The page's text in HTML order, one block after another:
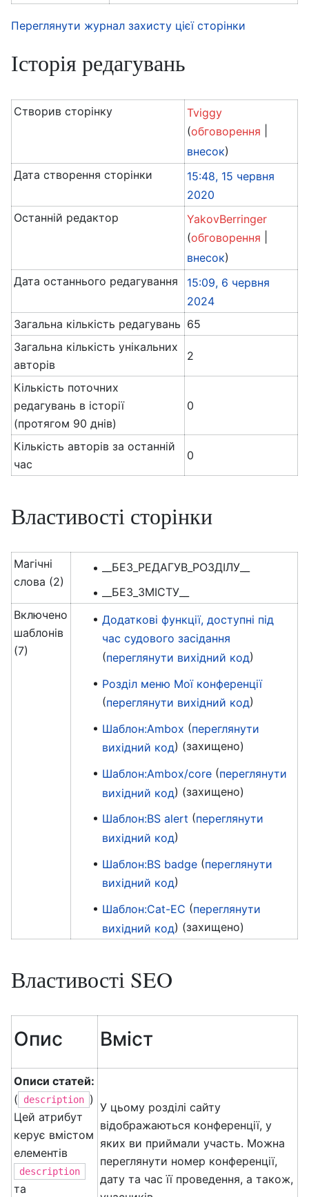
Переглянути журнал захисту цієї сторінки
Історія редагувань
Створив сторінку
Tviggy
(обговорення
внесок)
Дата створення сторінки
15:48, 15 червня
2020
Останній редактор
YakovBerringer
(обговорення
внесок)
Дата останнього редагування
15:09, 6 червня
2024
Загальна кількість редагувань 65
Загальна кількість унікальних
авторів
2
Кількість поточних
редагувань в історії
(протягом 90 днів)
0
Кількість авторів за останній
час
0
Властивості сторінки
Магічні
слова (2)
__БЕЗ_РЕДАГУВ_РОЗДІЛУ__
__БЕЗ_ЗМІСТУ__
Включено
шаблонів
(7)
Додаткові функції, доступні під
час судового засідання
(переглянути вихідний код)
Розділ меню Мої конференції
(переглянути вихідний код)
Шаблон:Ambox (переглянути
вихідний код) (захищено)
Шаблон:Ambox/core(переглянути
вихідний код) (захищено)
Шаблон:BS alert (переглянути
вихідний код)
Шаблон:BS badge(переглянути
вихідний код)
Шаблон:Cat-EC (переглянути
вихідний код) (захищено)
Властивості SEO
Опис Вміст
Описи статей:
(
description )
Цей атрибут
керує вмістом
елементів
description
та
У цьому розділі сайту
відображаються конференції, у
яких ви приймали участь. Можна
переглянути номер конференції,
дату та час її проведення, а також,